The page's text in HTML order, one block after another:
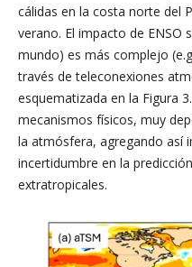
cálidas en la costa norte del
verano. El impacto de ENSO
mundo) es más complejo
través de teleconexiones
esquematizada en la Figura
mecanismos físicos, muy
la atmósfera, agregando así
incertidumbre en la
extratropicales.